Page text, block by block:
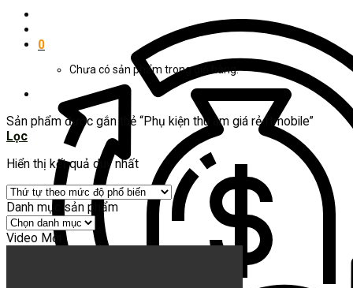
0
Chưa có sản phẩm trong giỏ hàng.
Sản phẩm được gắn thẻ “Phụ kiện thu âm giá rẻ ftmobile”
Lọc
Hiển thị kết quả duy nhất
Danh mục sản phẩm
Video Mới